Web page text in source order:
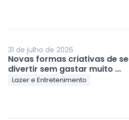
31 de julho de 2026
Novas formas criativas de se
divertir sem gastar muito ...
Lazer e Entretenimento